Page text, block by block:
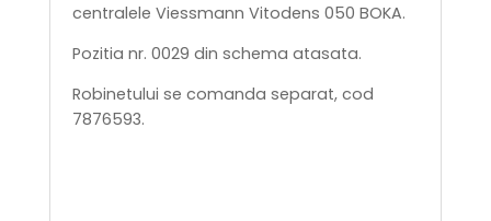
centralele Viessmann Vitodens 050 BOKA.
Pozitia nr. 0029 din schema atasata.
Robinetului se comanda separat, cod
7876593.